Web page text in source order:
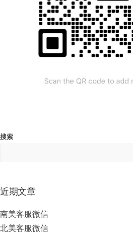
搜索
近期文章
南美客服微信
北美客服微信